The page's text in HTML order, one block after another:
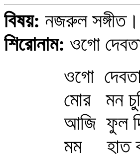
বিষয়: নজরুল সঙ্গীত।
শিরোনাম: ওগো
ওগো
মোর মন
আজি ফুল
মম হাত